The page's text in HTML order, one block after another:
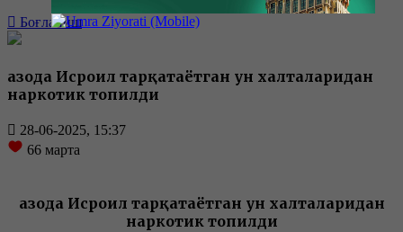
Боғланиш
Ғазода Исроил тарқатаётган ун халталаридан
наркотик топилди
28-06-2025, 15:37
66 марта
Ғазода Исроил тарқатаётган ун халталаридан
наркотик топилди